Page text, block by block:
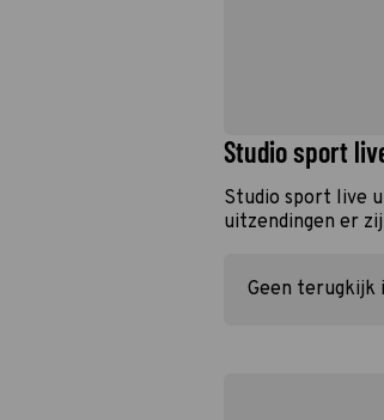
Studio sport
Studio sport live
uitzendingen er
Geen terugkijk